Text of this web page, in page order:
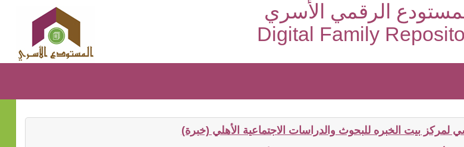
الرقمي الأسري
Digital Family
لمركز بيت الخبره للبحوث والدراسات الاجتماعية الأهلي (خبرة)